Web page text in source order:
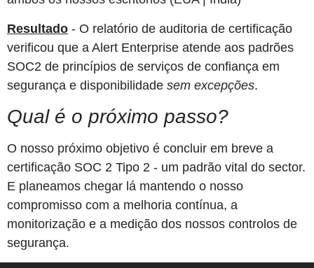
Resultado - O relatório de auditoria de certificação
verificou que a Alert Enterprise atende aos padrões
SOC2 de princípios de serviços de confiança em
segurança e disponibilidade sem excepções.
Qual é o próximo passo?
O nosso próximo objetivo é concluir em breve a
certificação SOC 2 Tipo 2 - um padrão vital do sector.
E planeamos chegar lá mantendo o nosso
compromisso com a melhoria contínua, a
monitorização e a medição dos nossos controlos de
segurança.